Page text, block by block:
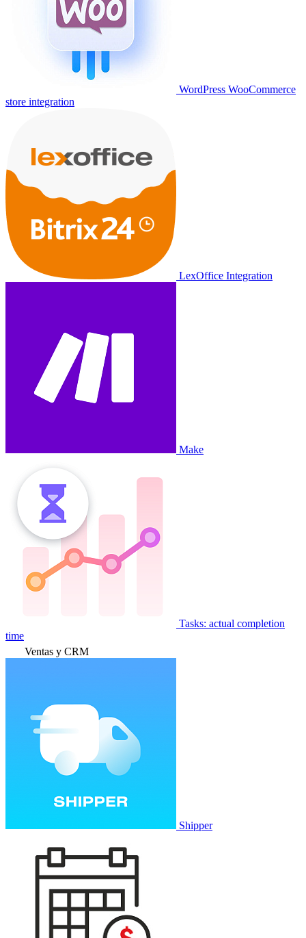
WordPress WooCommerce
store integration
LexOffice Integration
Make
Tasks: actual completion
time
Ventas y CRM
Shipper